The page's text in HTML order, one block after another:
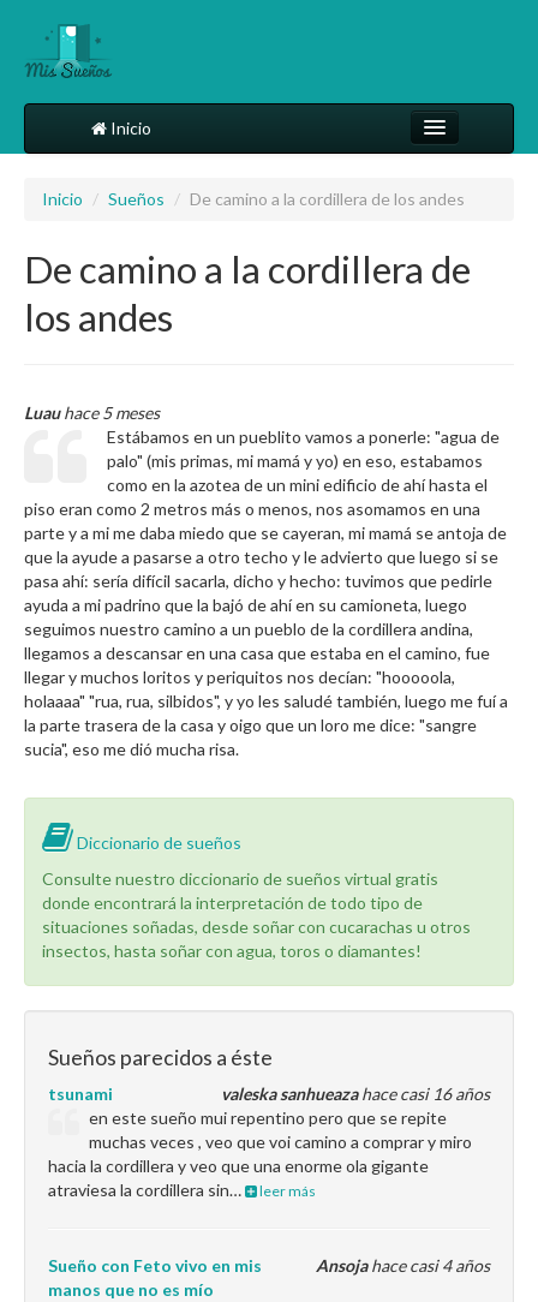
Inicio
Más
Inicio / Sueños / De camino a la cordillera de los andes
De camino a la cordillera de
los andes
Luauhace 5 meses
Estábamos en un pueblito vamos a ponerle: "agua de
palo" (mis primas, mi mamá y yo) en eso, estabamos
como en la azotea de un mini edificio de ahí hasta el
piso eran como 2 metros más o menos, nos asomamos en una
parte y a mi me daba miedo que se cayeran, mi mamá se antoja de
que la ayude a pasarse a otro techo y le advierto que luego si se
pasa ahí: sería difícil sacarla, dicho y hecho: tuvimos que pedirle
ayuda a mi padrino que la bajó de ahí en su camioneta, luego
seguimos nuestro camino a un pueblo de la cordillera andina,
llegamos a descansar en una casa que estaba en el camino, fue
llegar y muchos loritos y periquitos nos decían: "hooooola,
holaaaa" "rua, rua, silbidos", y yo les saludé también, luego me fuí a
la parte trasera de la casa y oigo que un loro me dice: "sangre
sucia", eso me dió mucha risa.
Diccionario de sueños
Consulte nuestro diccionario de sueños virtual gratis
donde encontrará la interpretación de todo tipo de
situaciones soñadas, desde soñar con cucarachas u otros
insectos, hasta soñar con agua, toros o diamantes!
Sueños parecidos a éste
valeska sanhueazahace casi 16 años
tsunami
en este sueño mui repentino pero que se repite
muchas veces , veo que voi camino a comprar y miro
hacia la cordillera y veo que una enorme ola gigante
atraviesa la cordillera sin…
leer más
Ansojahace casi 4 años
Sueño con Feto vivo en mis
manos que no es mío